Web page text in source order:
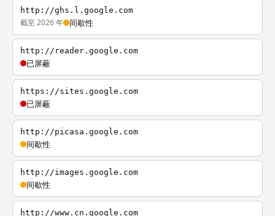
http://ghs.l.google.com
截至 2026 年 间歇性
http://reader.google.com
已屏蔽
https://sites.google.com
已屏蔽
http://picasa.google.com
间歇性
http://images.google.com
间歇性
http://www.cn.google.com